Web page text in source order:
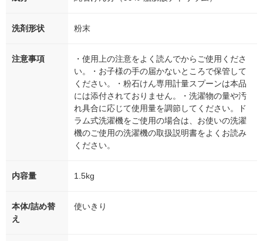
洗剤形状 粉末
注意事項
・使用上の注意をよく読んでからご使用くださ
い。・お子様の手の届かないところで保管して
ください。・粉石けん専用計量スプーンは本品
には添付されておりません。・洗濯物の量や汚
れ具合に応じて使用量を調節してください。ド
ラム式洗濯機をご使用の場合は、お使いの洗濯
機のご使用の洗濯機の取扱説明書をよくお読み
ください。
内容量 1.5kg
本体/詰め替
え
使いきり